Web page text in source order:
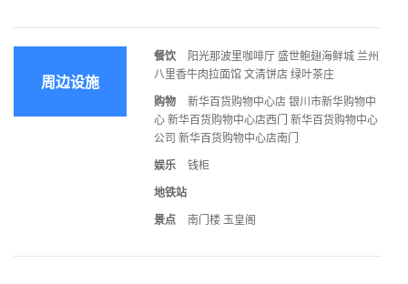
周边设施
餐饮
阳光那波里咖啡厅 盛世鲍翅海鲜城 兰州
八里香牛肉拉面馆 文清饼店 绿叶茶庄
购物
新华百货购物中心店 银川市新华购物中
心 新华百货购物中心店西门 新华百货购物中心
公司 新华百货购物中心店南门
娱乐 钱柜
地铁站
景点
南门楼 玉皇阁